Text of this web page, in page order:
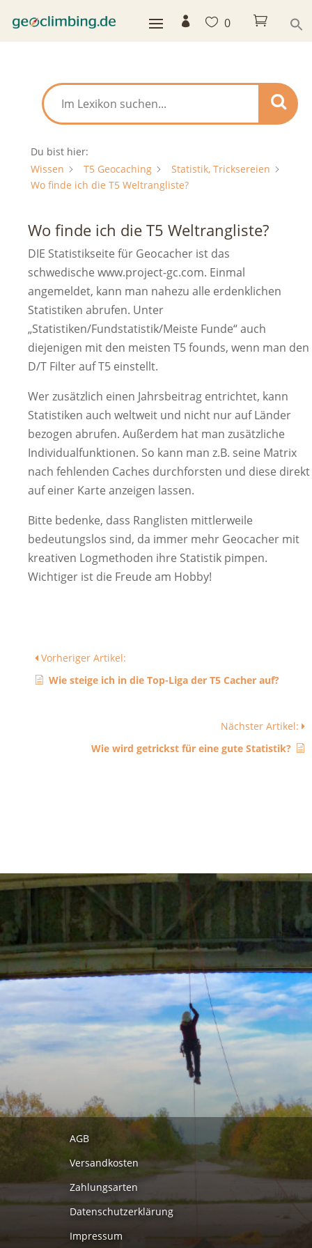
  0 
Du bist hier:
Wissen
T5 Geocaching
Statistik, Tricksereien
Wo finde ich die T5 Weltrangliste?
Wo finde ich die T5 Weltrangliste?
DIE Statistikseite für Geocacher ist das
schwedische www.project-gc.com. Einmal
angemeldet, kann man nahezu alle erdenklichen
Statistiken abrufen. Unter
„Statistiken/Fundstatistik/Meiste Funde“ auch
diejenigen mit den meisten T5 founds, wenn man den
D/T Filter auf T5 einstellt.
Wer zusätzlich einen Jahrsbeitrag entrichtet, kann
Statistiken auch weltweit und nicht nur auf Länder
bezogen abrufen. Außerdem hat man zusätzliche
Individualfunktionen. So kann man z.B. seine Matrix
nach fehlenden Caches durchforsten und diese direkt
auf einer Karte anzeigen lassen.
Bitte bedenke, dass Ranglisten mittlerweile
bedeutungslos sind, da immer mehr Geocacher mit
kreativen Logmethoden ihre Statistik pimpen.
Wichtiger ist die Freude am Hobby!
Vorheriger Artikel:
Wie steige ich in die Top-Liga der T5 Cacher auf?
Nächster Artikel:
Wie wird getrickst für eine gute Statistik?
AGB
Versandkosten
Zahlungsarten
Datenschutzerklärung
Impressum